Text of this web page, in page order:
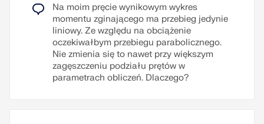
lub PDF oraz do VCmaster.
Przeczytaj więcej
Na moim pręcie wynikowym wykres
momentu zginającego ma przebieg jedynie
liniowy. Ze względu na obciążenie
oczekiwałbym przebiegu parabolicznego.
Nie zmienia się to nawet przy większym
zagęszczeniu podziału prętów w
parametrach obliczeń. Dlaczego?